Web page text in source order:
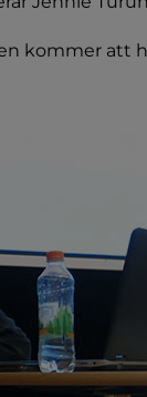
kommer att